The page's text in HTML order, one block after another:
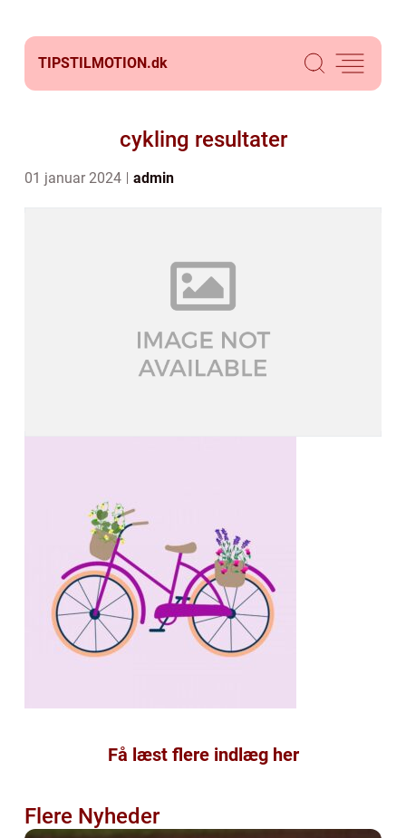
TIPSTILMOTION.dk
cykling resultater
01 januar 2024 admin
Få læst flere indlæg her
Flere Nyheder